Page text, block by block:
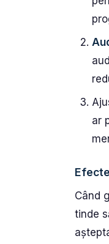
ar
Când
tinde